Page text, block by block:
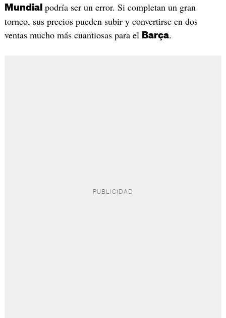
Mundial podría ser un error. Si completan un gran
torneo, sus precios pueden subir y convertirse en dos
ventas mucho más cuantiosas para el Barça.